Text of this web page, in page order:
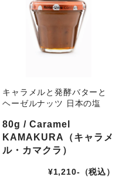
キャラメルと発酵バターと
ヘーゼルナッツ 日本の塩
80g / Caramel
KAMAKURA（キャラメ
ル・カマクラ）
¥1,210-（税込）